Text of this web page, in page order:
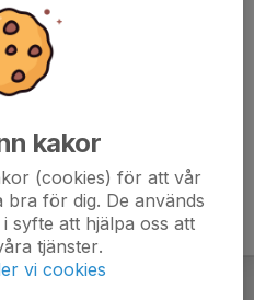
kakor
(cookies) för att vår
för dig. De används
syfte att hjälpa oss att
tjänster.
vi cookies